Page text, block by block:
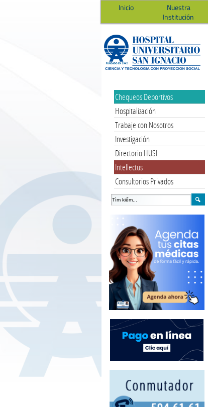
Inicio
Nuestra
Institución
Chequeos Deportivos
Hospitalización
Trabaje con Nosotros
Investigación
Directorio HUSI
Intellectus
Consultorios Privados